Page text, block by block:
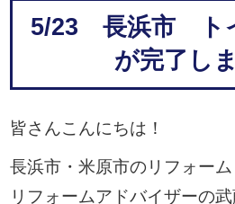
5/23 長浜市 ト
が完了し
皆さんこんにちは！
長浜市・米原市のリフォー
リフォームアドバイザーの武